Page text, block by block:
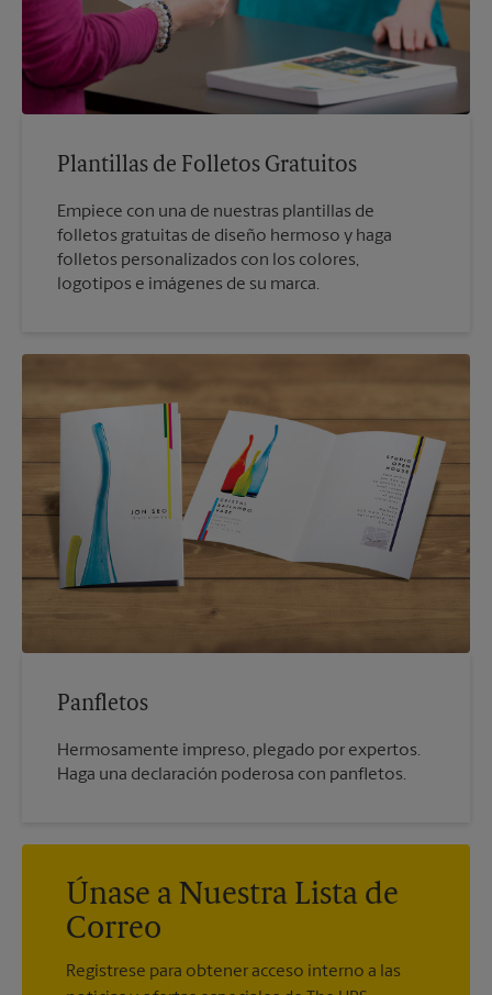
Plantillas de Folletos Gratuitos
Empiece con una de nuestras plantillas de
folletos gratuitas de diseño hermoso y haga
folletos personalizados con los colores,
logotipos e imágenes de su marca.
Panfletos
Hermosamente impreso, plegado por expertos.
Haga una declaración poderosa con panfletos.
Únase a Nuestra Lista de
Correo
Regístrese para obtener acceso interno a las